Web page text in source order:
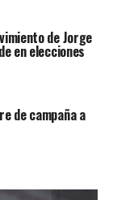
de Jorge
en elecciones
de campaña a